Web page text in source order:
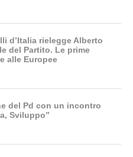
d’Italia rielegge Alberto
del Partito. Le prime
alle Europee
del Pd con un incontro
Sviluppo”